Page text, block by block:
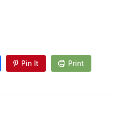
Pin It Print